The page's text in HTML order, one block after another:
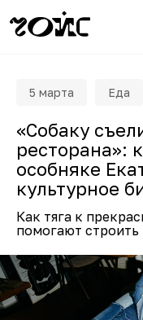
5 марта Еда
«Собаку
ресторана»:
особняке
культурное
Как тяга к
помогают